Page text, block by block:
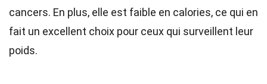
cancers. En plus, elle est faible en calories, ce qui en
fait un excellent choix pour ceux qui surveillent leur
poids.